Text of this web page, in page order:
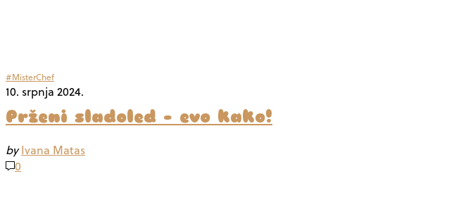
#MisterChef
10. srpnja 2024.
Prženi sladoled – evo kako!
by Ivana Matas
0